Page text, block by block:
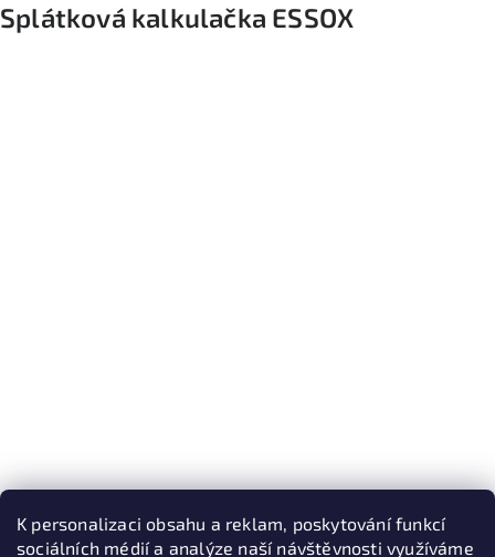
K personalizaci obsahu a reklam, poskytování funkcí
sociálních médií a analýze naší návštěvnosti využíváme
Splátková kalkulačka ESSOX